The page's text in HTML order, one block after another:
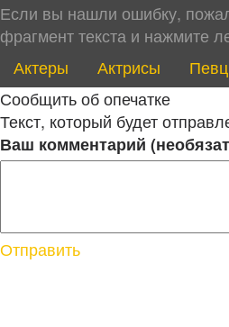
Если вы нашли ошибку,
фрагмент текста и нажмите
Актеры
Актрисы
Сообщить об опечатке
Текст, который будет
Ваш комментарий
Отправить